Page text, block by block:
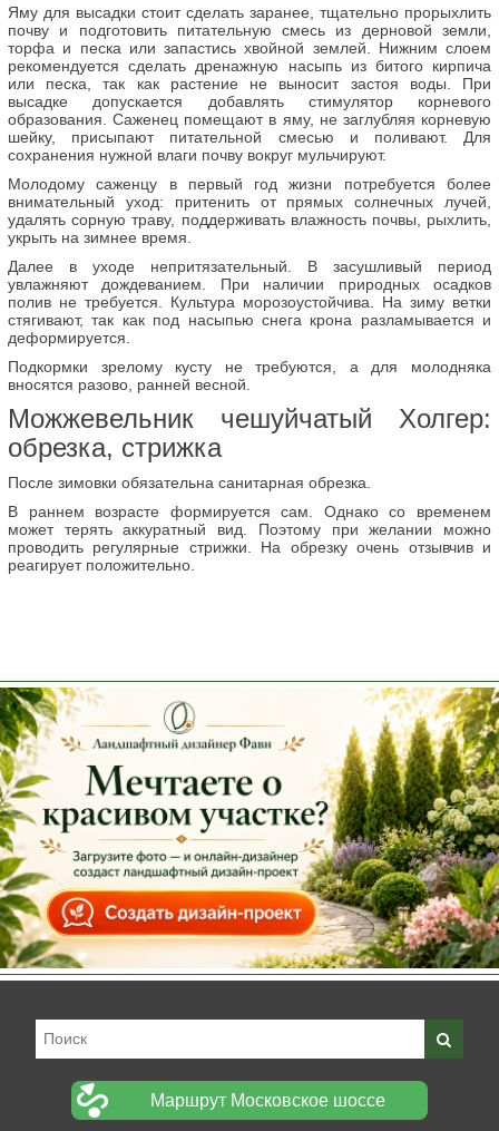
Яму для высадки стоит сделать заранее, тщательно прорыхлить
почву и подготовить питательную смесь из дерновой земли,
торфа и песка или запастись хвойной землей. Нижним слоем
рекомендуется сделать дренажную насыпь из битого кирпича
или песка, так как растение не выносит застоя воды. При
высадке допускается добавлять стимулятор корневого
образования. Саженец помещают в яму, не заглубляя корневую
шейку, присыпают питательной смесью и поливают. Для
сохранения нужной влаги почву вокруг мульчируют.
Молодому саженцу в первый год жизни потребуется более
внимательный уход: притенить от прямых солнечных лучей,
удалять сорную траву, поддерживать влажность почвы, рыхлить,
укрыть на зимнее время.
Далее в уходе непритязательный. В засушливый период
увлажняют дождеванием. При наличии природных осадков
полив не требуется. Культура морозоустойчива. На зиму ветки
стягивают, так как под насыпью снега крона разламывается и
деформируется.
Подкормки зрелому кусту не требуются, а для молодняка
вносятся разово, ранней весной.
Можжевельник чешуйчатый Холгер:
обрезка, стрижка
После зимовки обязательна санитарная обрезка.
В раннем возрасте формируется сам. Однако со временем
может терять аккуратный вид. Поэтому при желании можно
проводить регулярные стрижки. На обрезку очень отзывчив и
реагирует положительно.
Маршрут Московское шоссе